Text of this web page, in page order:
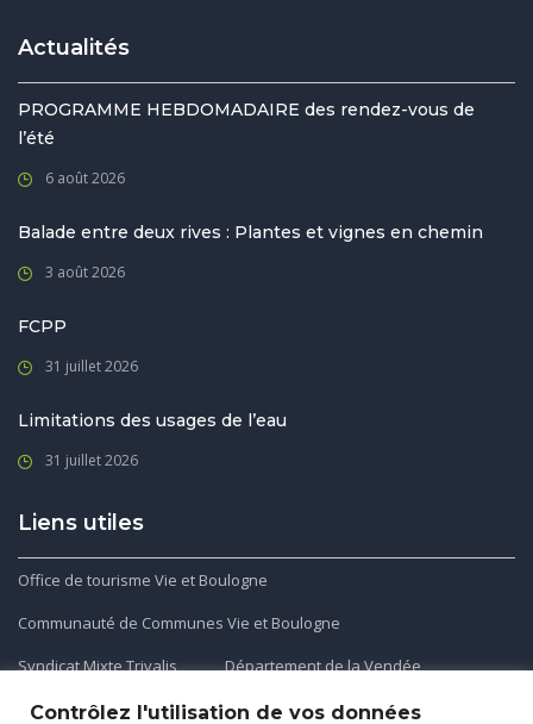
Actualités
PROGRAMME HEBDOMADAIRE des rendez-vous de
l’été
6 août 2026
Balade entre deux rives : Plantes et vignes en chemin
3 août 2026
FCPP
31 juillet 2026
Limitations des usages de l’eau
31 juillet 2026
Liens utiles
Office de tourisme Vie et Boulogne
Communauté de Communes Vie et Boulogne
Syndicat Mixte Trivalis
Département de la Vendée
Contrôlez l'utilisation de vos données